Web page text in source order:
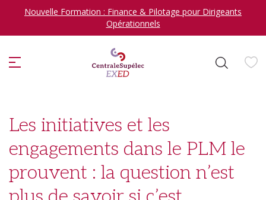
Nouvelle Formation : Finance & Pilotage pour Dirigeants
Opérationnels
Je veux me former en
sélectionner
Les initiatives et les
engagements dans le PLM le
prouvent : la question n’est